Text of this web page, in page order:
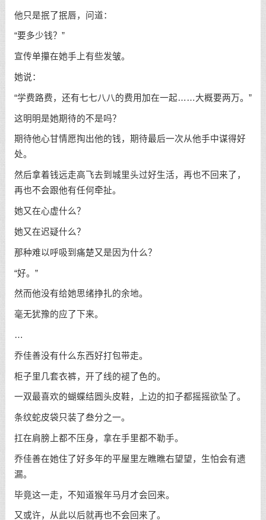
他只是抿了抿唇，问道：
“要多少钱？”
宣传单攥在她手上有些发皱。
她说：
“学费路费，还有七七八八的费用加在一起……大概要两万。”
这明明是她期待的不是吗？
期待他心甘情愿掏出他的钱，期待最后一次从他手中谋得好
处。
然后拿着钱远走高飞去到城里头过好生活，再也不回来了，
再也不会跟他有任何牵扯。
她又在心虚什么？
她又在迟疑什么？
那种难以呼吸到痛楚又是因为什么？
“好。”
然而他没有给她思绪挣扎的余地。
毫无犹豫的应了下来。
…
乔佳善没有什么东西好打包带走。
柜子里几套衣裤，开了线的褪了色的。
一双最喜欢的蝴蝶结圆头皮鞋，上边的扣子都摇摇欲坠了。
条纹蛇皮袋只装了叁分之一。
扛在肩膀上都不压身，拿在手里都不勒手。
乔佳善在她住了好多年的平屋里左瞧瞧右望望，生怕会有遗
漏。
毕竟这一走，不知道猴年马月才会回来。
又或许，从此以后就再也不会回来了。